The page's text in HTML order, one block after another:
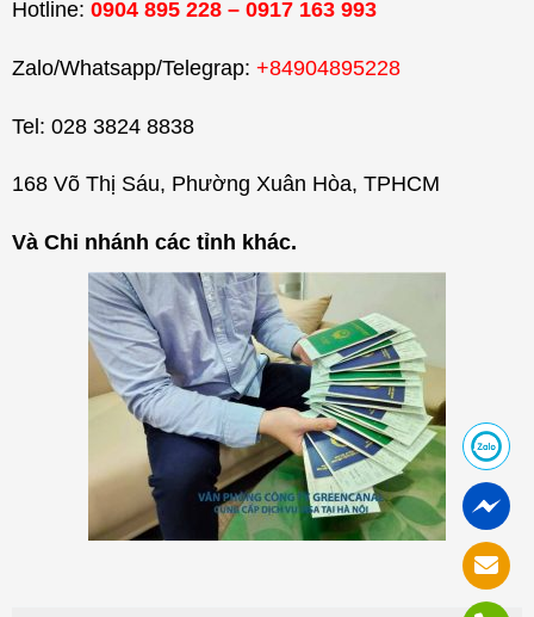
Hotline: 0904 895 228 – 0917 163 993
Zalo/Whatsapp/Telegrap: +84904895228
Tel: 028 3824 8838
168 Võ Thị Sáu, Phường Xuân Hòa, TPHCM
Và Chi nhánh các tỉnh khác.